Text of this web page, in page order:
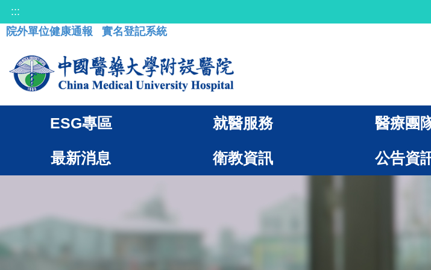
:::
院外單位健康通報
實名登記系統
ESG專區 就醫服務 醫療團
最新消息 衛教資訊 公告資